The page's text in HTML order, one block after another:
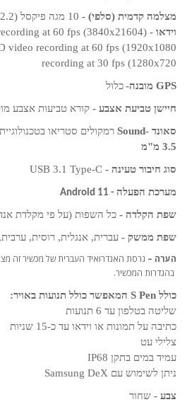
מצלמה קדמית (סלפי) - 10 מגה פיקסל (
וידאו - (4
at 60 fps (3840x2160
video recording at 60 fps (1920x1080
recording at 30 fps (1280x720
GPS מובנה-כלול
חיישן טביעת אצבע - קורא טביעות אצבע
סאונד -Sound רמקולים סטריאו בטכנולוגיית
3.5 מ"מ
סוג חיבור טעינה - USB 3.1 Type-C
מערכת הפעלה - Android 11
שפת הקלדה - כל השפות (על פי מקלדת
שפת ממשק - עברית, אנגלית, רוסית,
הערה – גרסת האנדרואיד העברית של מכשיר זה
בהגדרות המכשיר.
כולל S Pen המאפשר כולל תנועות באויר:
שליטה בטלפון עד 6 תנועות
כתיבה על תמונות או וידאו עד כ-15 שניות
צלילי עט
עמיד במים בתקן IP68
ניתן לשימוש עם Samsung DeX
צבע - שחור